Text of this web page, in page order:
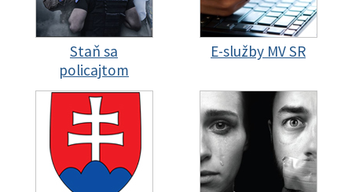
Staň sa
policajtom
E-služby MV SR